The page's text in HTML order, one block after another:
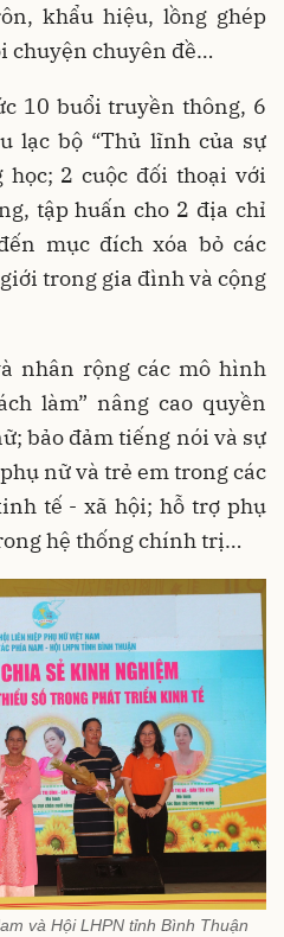
khẩu hiệu, lồng ghép
chuyện chuyên đề…
10 buổi truyền thông, 6
lạc bộ “Thủ lĩnh của sự
2 cuộc đối thoại với
tập huấn cho 2 địa chỉ
mục đích xóa bỏ các
trong gia đình và cộng
nhân rộng các mô hình
làm” nâng cao quyền
bảo đảm tiếng nói và sự
nữ và trẻ em trong các
tế - xã hội; hỗ trợ phụ
hệ thống chính trị…
và Hội LHPN tỉnh Bình Thuận